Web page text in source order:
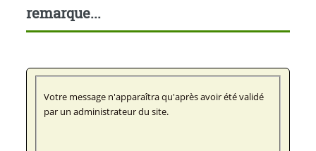
remarque...
Votre message n'apparaîtra qu'après avoir été validé
par un administrateur du site.